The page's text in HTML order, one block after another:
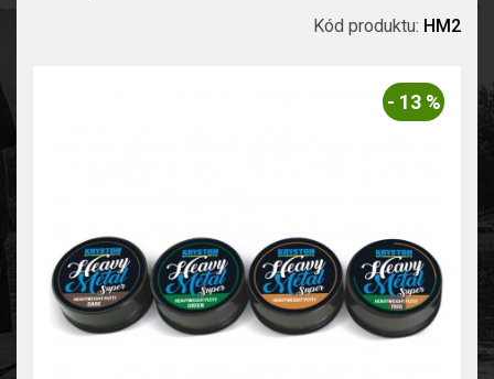
Kód produktu: HM2
- 13 %